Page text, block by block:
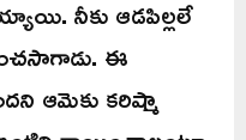
నీకు ఆడపిల్లలే
ఈ
ఆమెకు కరిష్మా